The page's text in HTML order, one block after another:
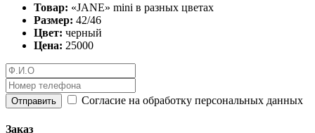
Товар: «JANE» mini в разных цветах
Размер: 42/46
Цвет: черный
Цена: 25000
Отправить Согласие на обработку персональных данных
Заказ